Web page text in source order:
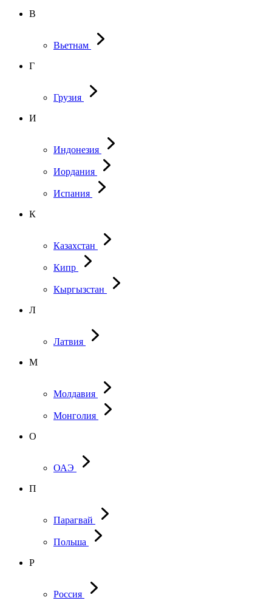
В
Вьетнам
Г
Грузия
И
Индонезия
Иордания
Испания
К
Казахстан
Кипр
Кыргызстан
Л
Латвия
М
Молдавия
Монголия
О
ОАЭ
П
Парагвай
Польша
Р
Россия